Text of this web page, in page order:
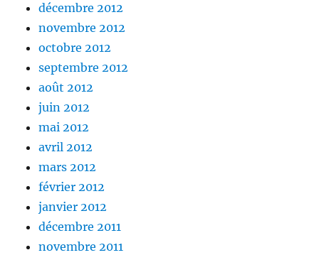
décembre 2012
novembre 2012
octobre 2012
septembre 2012
août 2012
juin 2012
mai 2012
avril 2012
mars 2012
février 2012
janvier 2012
décembre 2011
novembre 2011